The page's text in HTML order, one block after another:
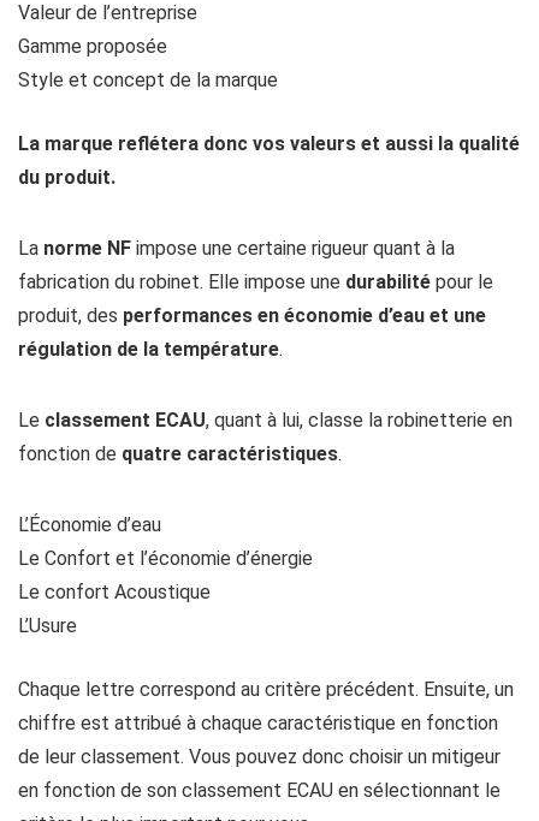
Valeur de l’entreprise
Gamme proposée
Style et concept de la marque
La marque reflétera donc vos valeurs et aussi la qualité
du produit.
La norme NF impose une certaine rigueur quant à la
fabrication du robinet. Elle impose une durabilité pour le
produit, des performances en économie d’eau et une
régulation de la température.
Le classement ECAU, quant à lui, classe la robinetterie en
fonction de quatre caractéristiques.
L’Économie d’eau
Le Confort et l’économie d’énergie
Le confort Acoustique
L’Usure
Chaque lettre correspond au critère précédent. Ensuite, un
chiffre est attribué à chaque caractéristique en fonction
de leur classement. Vous pouvez donc choisir un mitigeur
en fonction de son classement ECAU en sélectionnant le